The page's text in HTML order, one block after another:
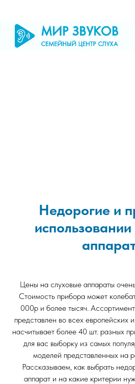
Недорогие и
Цены на слуховые аппараты
Стоимость прибора может
000р и более тысяч.
представлен во всех европейских
насчитывает более 40 шт. разных
для вас выборку из самых
моделей представленных на
Рассказываем, как выбрать
аппарат и на какие критерии